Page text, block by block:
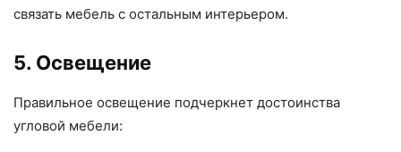
связать мебель с остальным интерьером.
5. Освещение
Правильное освещение подчеркнет достоинства
угловой мебели: